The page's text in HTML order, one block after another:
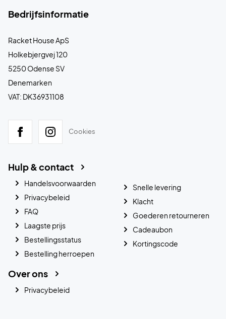
Bedrijfsinformatie
Racket House ApS
Holkebjergvej 120
5250 Odense SV
Denemarken
VAT: DK36931108
Cookies
Hulp & contact
Handelsvoorwaarden
Privacybeleid
FAQ
Laagste prijs
Bestellingsstatus
Bestelling herroepen
Snelle levering
Klacht
Goederen retourneren
Cadeaubon
Kortingscode
Over ons
Privacybeleid